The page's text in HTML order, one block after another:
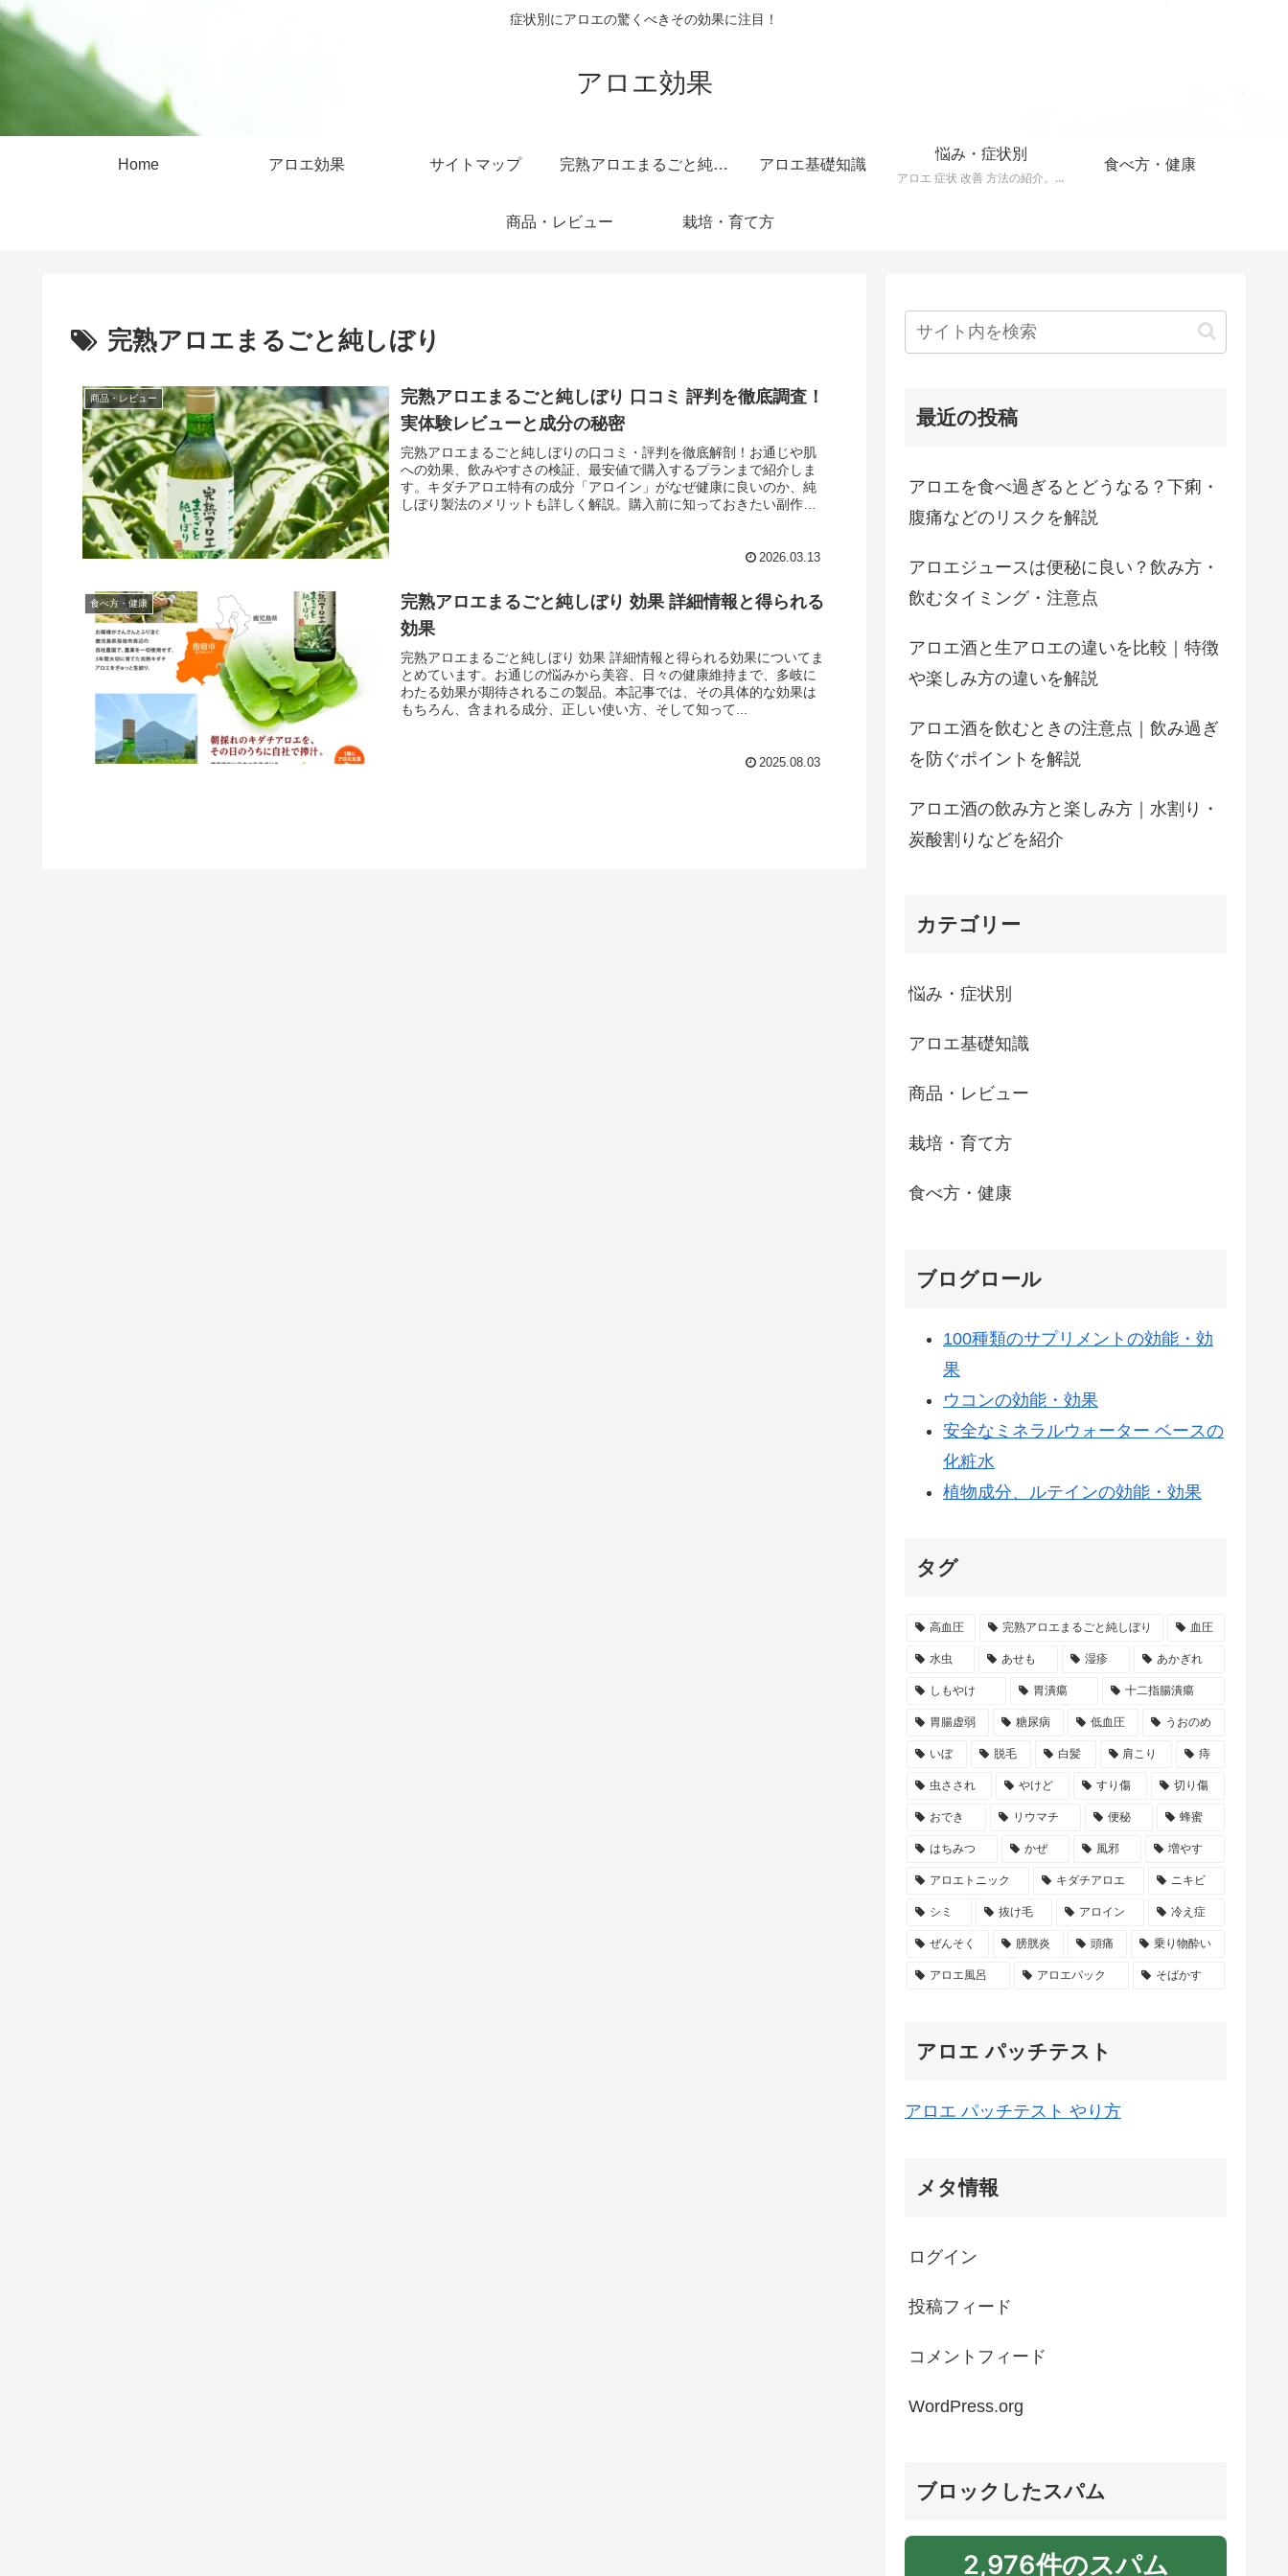
症状別にアロエの驚くべきその効果に注目！
アロエ効果
Home アロエ効果 サイトマップ 完熟アロエまるごと純しぼり 純度 100 ％ 無添加 原液 ジュース アロエ基礎知識
悩み・症状別
アロエ 症状 改善 方法の紹介。40以上の症状をアロエで改善する方法。
食べ方・健康
商品・レビュー 栽培・育て方
完熟アロエまるごと純しぼり
商品・レビュー
完熟アロエまるごと純しぼり 口コミ 評判を徹底調査！
実体験レビューと成分の秘密
完熟アロエまるごと純しぼりの口コミ・評判を徹底解剖！お通じや肌
への効果、飲みやすさの検証、最安値で購入するプランまで紹介しま
す。キダチアロエ特有の成分「アロイン」がなぜ健康に良いのか、純
しぼり製法のメリットも詳しく解説。購入前に知っておきたい副作用
2026.03.13
食べ方・健康
完熟アロエまるごと純しぼり 効果 詳細情報と得られる
効果
完熟アロエまるごと純しぼり 効果 詳細情報と得られる効果についてま
とめています。お通じの悩みから美容、日々の健康維持まで、多岐に
わたる効果が期待されるこの製品。本記事では、その具体的な効果は
もちろん、含まれる成分、正しい使い方、そして知って...
2025.08.03
最近の投稿
アロエを食べ過ぎるとどうなる？下痢・
腹痛などのリスクを解説
アロエジュースは便秘に良い？飲み方・
飲むタイミング・注意点
アロエ酒と生アロエの違いを比較｜特徴
や楽しみ方の違いを解説
アロエ酒を飲むときの注意点｜飲み過ぎ
を防ぐポイントを解説
アロエ酒の飲み方と楽しみ方｜水割り・
炭酸割りなどを紹介
カテゴリー
悩み・症状別
アロエ基礎知識
商品・レビュー
栽培・育て方
食べ方・健康
ブログロール
100種類のサプリメントの効能・効
果
ウコンの効能・効果
安全なミネラルウォーター ベースの
化粧水
植物成分、ルテインの効能・効果
タグ
高血圧 完熟アロエまるごと純しぼり 血圧
水虫 あせも 湿疹 あかぎれ
しもやけ 胃潰瘍 十二指腸潰瘍
胃腸虚弱 糖尿病 低血圧 うおのめ
いぼ 脱毛 白髪 肩こり 痔
虫さされ やけど すり傷 切り傷
おでき リウマチ 便秘 蜂蜜
はちみつ かぜ 風邪 増やす
アロエトニック キダチアロエ ニキビ
シミ 抜け毛 アロイン 冷え症
ぜんそく 膀胱炎 頭痛 乗り物酔い
アロエ風呂 アロエパック そばかす
アロエ パッチテスト
アロエ パッチテスト やり方
メタ情報
ログイン
投稿フィード
コメントフィード
WordPress.org
ブロックしたスパム
2,976件のスパム